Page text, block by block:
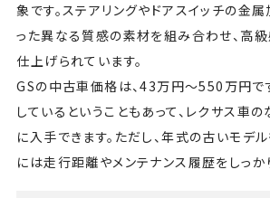
象です。ステアリングやドアスイッチの金
った異なる質感の素材を組み合わせ、高
仕上げられています。
GSの中古車価格は、43万円～550万円で
しているということもあって、レクサス車
に入手できます。ただし、年式の古いモデ
には走行距離やメンテナンス履歴をしっか